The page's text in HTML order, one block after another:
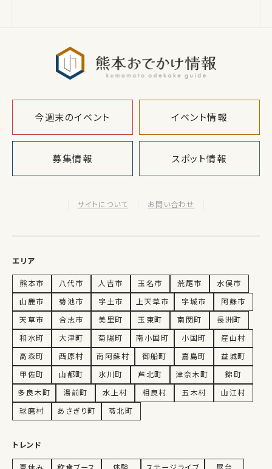
今週末のイベント イベント情報
募集情報 スポット情報
サイトについて お問い合わせ
エリア
熊本市 八代市 人吉市 玉名市 荒尾市
水俣市
山鹿市
菊池市 宇土市 上天草市 宇城市
阿蘇市
天草市
合志市 美里町 玉東町 南関町
長洲町
和水町
大津町 菊陽町 南小国町 小国町
産山村
高森町
西原村 南阿蘇村 御船町 嘉島町
益城町
甲佐町
山都町 氷川町 芦北町 津奈木町
錦町
多良木町
湯前町 水上村 相良村 五木村
山江村
球磨村
あさぎり町 苓北町
トレンド